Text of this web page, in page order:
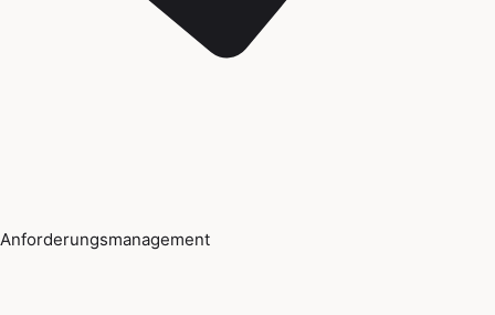
Anforderungsmanagement